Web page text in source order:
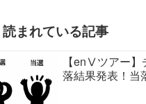
読まれている記事
【enⅤツアー】
落結果発表！当